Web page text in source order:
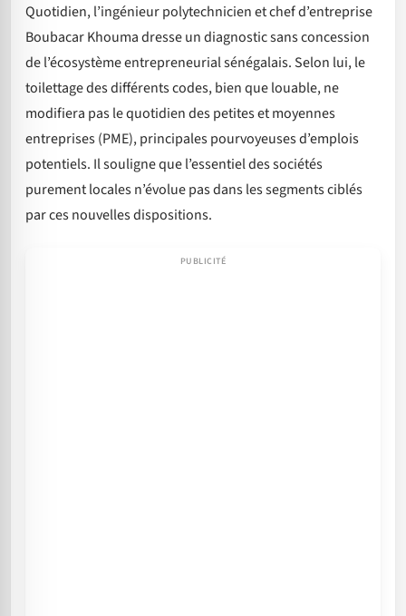
Quotidien, l’ingénieur polytechnicien et chef d’entreprise
Boubacar Khouma dresse un diagnostic sans concession
de l’écosystème entrepreneurial sénégalais. Selon lui, le
toilettage des différents codes, bien que louable, ne
modifiera pas le quotidien des petites et moyennes
entreprises (PME), principales pourvoyeuses d’emplois
potentiels. Il souligne que l’essentiel des sociétés
purement locales n’évolue pas dans les segments ciblés
par ces nouvelles dispositions.